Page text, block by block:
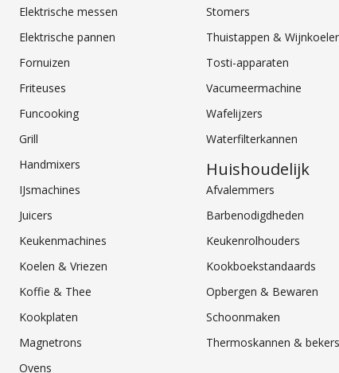
Elektrische messen
Elektrische pannen
Fornuizen
Friteuses
Funcooking
Grill
Handmixers
IJsmachines
Juicers
Keukenmachines
Koelen & Vriezen
Koffie & Thee
Kookplaten
Magnetrons
Ovens
Stomers
Thuistappen &
Tosti-apparaten
Vacumeermachine
Wafelijzers
Waterfilterkannen
Huishoudelijk
Afvalemmers
Barbenodigdheden
Keukenrolhouders
Kookboekstandaards
Opbergen & Bewaren
Schoonmaken
Thermoskannen & bekers